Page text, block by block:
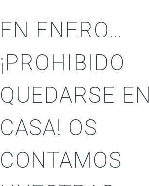
EN ENERO…
¡PROHIBIDO
QUEDARSE EN
CASA! OS
CONTAMOS